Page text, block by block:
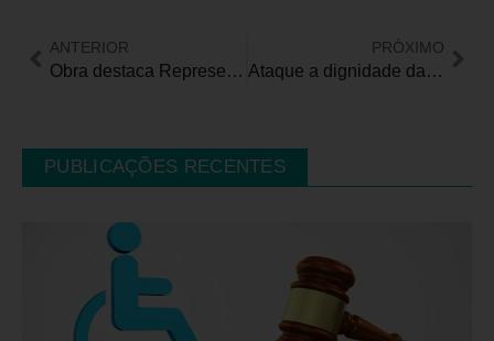
ANTERIOR
Obra destaca Representações Sociais de Emprego Apoiado
PRÓXIMO
Ataque a dignidade da pessoa com deficiência
PUBLICAÇÕES RECENTES